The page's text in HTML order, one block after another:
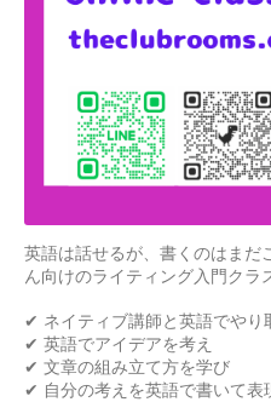
英語は話せるが、書くのはま
ん向けのライティング入門クラ
✔ ネイティブ講師と英語でやり
✔ 英語でアイデアを考え
✔ 文章の組み立て方を学び
✔ 自分の考えを英語で書いて表